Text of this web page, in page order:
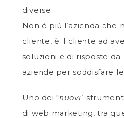
diverse.
Non è più l’azienda che
cliente, è il cliente ad
soluzioni e di risposte
aziende per soddisfare
Uno dei “nuovi”
di web marketing, tra